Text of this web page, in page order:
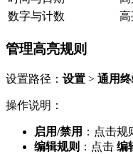
数字与计数
高
管理高亮规则
设置路径： 设置 > 通用
操作说明：
启用/禁用 ：点击
编辑规则 ：点击 编